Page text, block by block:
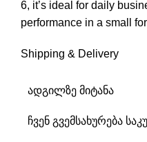
6, it’s ideal for daily
performance in a small
Shipping & Delivery
ადგილზე მიტანა
ჩვენ გვემსახურება